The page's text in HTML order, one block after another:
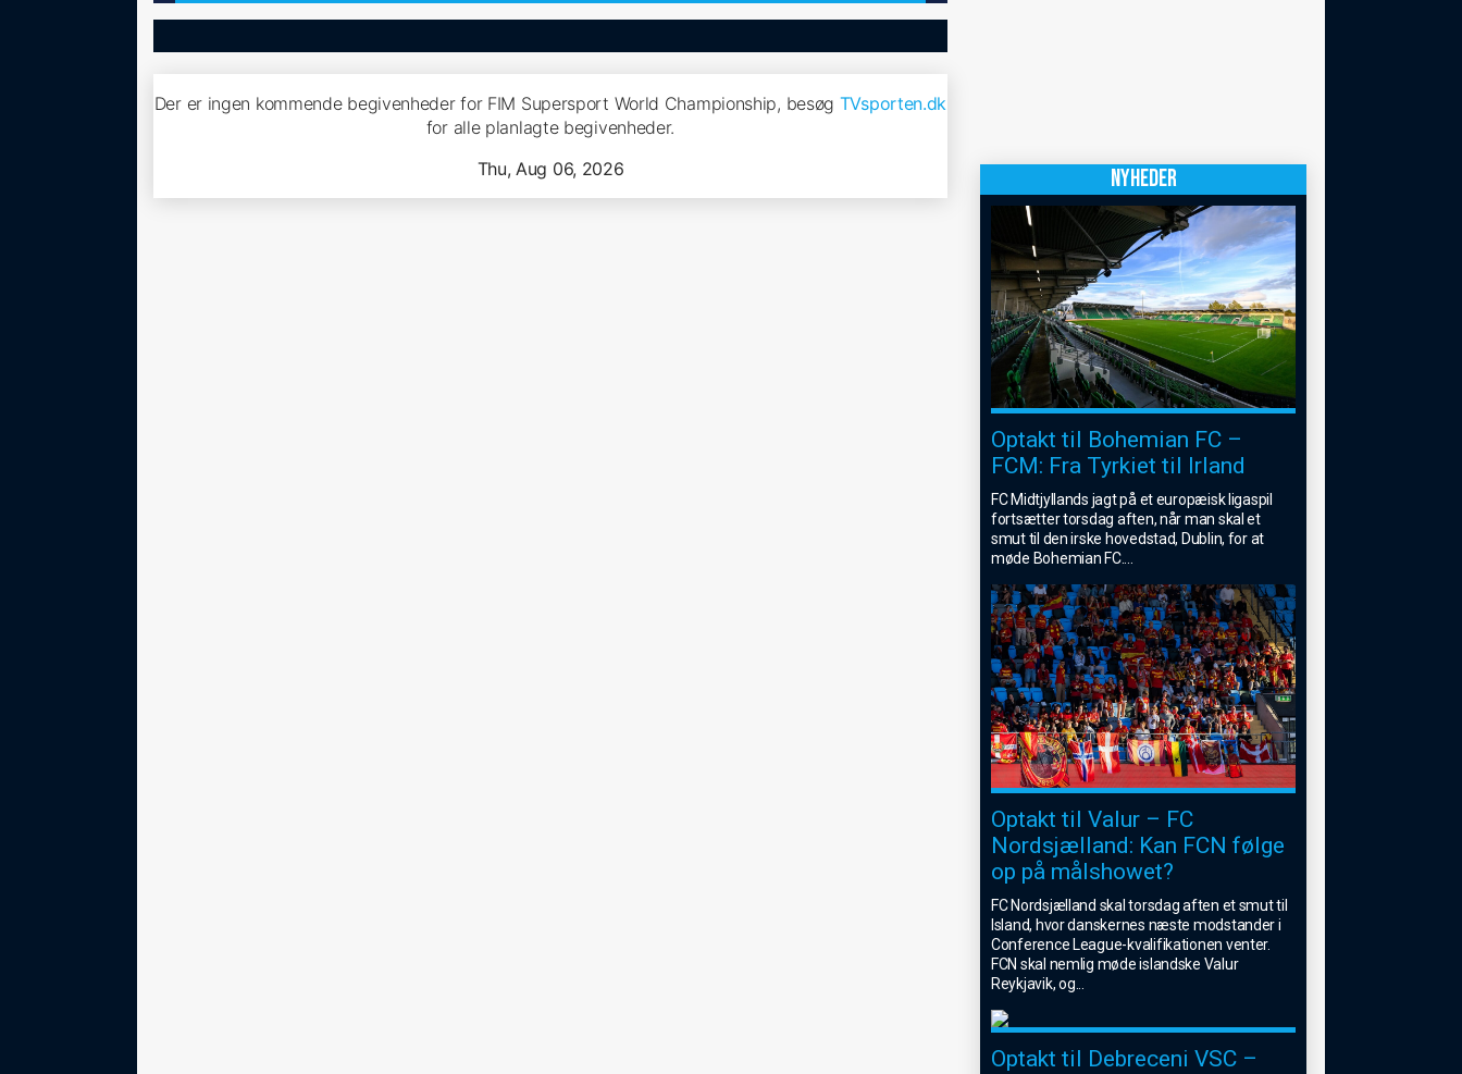
Der er ingen kommende begivenheder for FIM Supersport World Championship, besøg TVsporten.dk
for alle planlagte begivenheder.
Thu, Aug 06, 2026
NYHEDER
Optakt til Bohemian FC –
FCM: Fra Tyrkiet til Irland
FC Midtjyllands jagt på et europæisk ligaspil
fortsætter torsdag aften, når man skal et
smut til den irske hovedstad, Dublin, for at
møde Bohemian FC....
Optakt til Valur – FC
Nordsjælland: Kan FCN følge
op på målshowet?
FC Nordsjælland skal torsdag aften et smut til
Island, hvor danskernes næste modstander i
Conference League-kvalifikationen venter.
FCN skal nemlig møde islandske Valur
Reykjavik, og...
Optakt til Debreceni VSC –